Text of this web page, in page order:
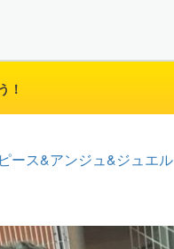
！
ピース&アンジュ&ジュエル